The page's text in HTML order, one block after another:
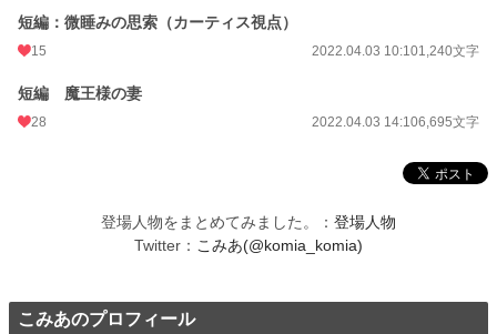
短編：微睡みの思索（カーティス視点）
15 2022.04.03 10:101,240文字
短編 魔王様の妻
28 2022.04.03 14:106,695文字
登場人物をまとめてみました。： 登場人物
Twitter： こみあ(@komia_komia)
こみあのプロフィール